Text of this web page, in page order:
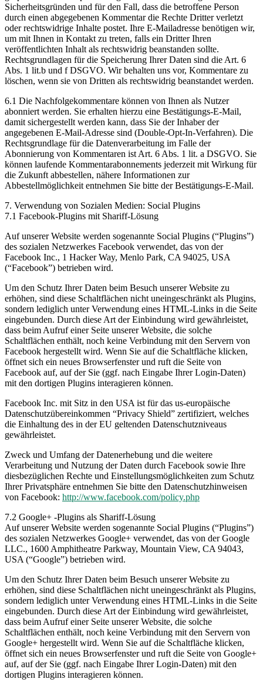
Sicherheitsgründen und für den Fall, dass die betroffene Person
durch einen abgegebenen Kommentar die Rechte Dritter verletzt
oder rechtswidrige Inhalte postet. Ihre E-Mailadresse benötigen wir,
um mit Ihnen in Kontakt zu treten, falls ein Dritter Ihren
veröffentlichten Inhalt als rechtswidrig beanstanden sollte.
Rechtsgrundlagen für die Speicherung Ihrer Daten sind die Art. 6
Abs. 1 lit.b und f DSGVO. Wir behalten uns vor, Kommentare zu
löschen, wenn sie von Dritten als rechtswidrig beanstandet werden.
6.1 Die Nachfolgekommentare können von Ihnen als Nutzer
abonniert werden. Sie erhalten hierzu eine Bestätigungs-E-Mail,
damit sichergestellt werden kann, dass Sie der Inhaber der
angegebenen E-Mail-Adresse sind (Double-Opt-In-Verfahren). Die
Rechtsgrundlage für die Datenverarbeitung im Falle der
Abonnierung von Kommentaren ist Art. 6 Abs. 1 lit. a DSGVO. Sie
können laufende Kommentarabonnements jederzeit mit Wirkung für
die Zukunft abbestellen, nähere Informationen zur
Abbestellmöglichkeit entnehmen Sie bitte der Bestätigungs-E-Mail.
7. Verwendung von Sozialen Medien: Social Plugins
7.1 Facebook-Plugins mit Shariff-Lösung
Auf unserer Website werden sogenannte Social Plugins (“Plugins”)
des sozialen Netzwerkes Facebook verwendet, das von der
Facebook Inc., 1 Hacker Way, Menlo Park, CA 94025, USA
(“Facebook”) betrieben wird.
Um den Schutz Ihrer Daten beim Besuch unserer Website zu
erhöhen, sind diese Schaltflächen nicht uneingeschränkt als Plugins,
sondern lediglich unter Verwendung eines HTML-Links in die Seite
eingebunden. Durch diese Art der Einbindung wird gewährleistet,
dass beim Aufruf einer Seite unserer Website, die solche
Schaltflächen enthält, noch keine Verbindung mit den Servern von
Facebook hergestellt wird. Wenn Sie auf die Schaltfläche klicken,
öffnet sich ein neues Browserfenster und ruft die Seite von
Facebook auf, auf der Sie (ggf. nach Eingabe Ihrer Login-Daten)
mit den dortigen Plugins interagieren können.
Facebook Inc. mit Sitz in den USA ist für das us-europäische
Datenschutzübereinkommen “Privacy Shield” zertifiziert, welches
die Einhaltung des in der EU geltenden Datenschutzniveaus
gewährleistet.
Zweck und Umfang der Datenerhebung und die weitere
Verarbeitung und Nutzung der Daten durch Facebook sowie Ihre
diesbezüglichen Rechte und Einstellungsmöglichkeiten zum Schutz
Ihrer Privatsphäre entnehmen Sie bitte den Datenschutzhinweisen
von Facebook: http://www.facebook.com/policy.php
7.2 Google+ -Plugins als Shariff-Lösung
Auf unserer Website werden sogenannte Social Plugins (“Plugins”)
des sozialen Netzwerkes Google+ verwendet, das von der Google
LLC., 1600 Amphitheatre Parkway, Mountain View, CA 94043,
USA (“Google”) betrieben wird.
Um den Schutz Ihrer Daten beim Besuch unserer Website zu
erhöhen, sind diese Schaltflächen nicht uneingeschränkt als Plugins,
sondern lediglich unter Verwendung eines HTML-Links in die Seite
eingebunden. Durch diese Art der Einbindung wird gewährleistet,
dass beim Aufruf einer Seite unserer Website, die solche
Schaltflächen enthält, noch keine Verbindung mit den Servern von
Google+ hergestellt wird. Wenn Sie auf die Schaltfläche klicken,
öffnet sich ein neues Browserfenster und ruft die Seite von Google+
auf, auf der Sie (ggf. nach Eingabe Ihrer Login-Daten) mit den
dortigen Plugins interagieren können.